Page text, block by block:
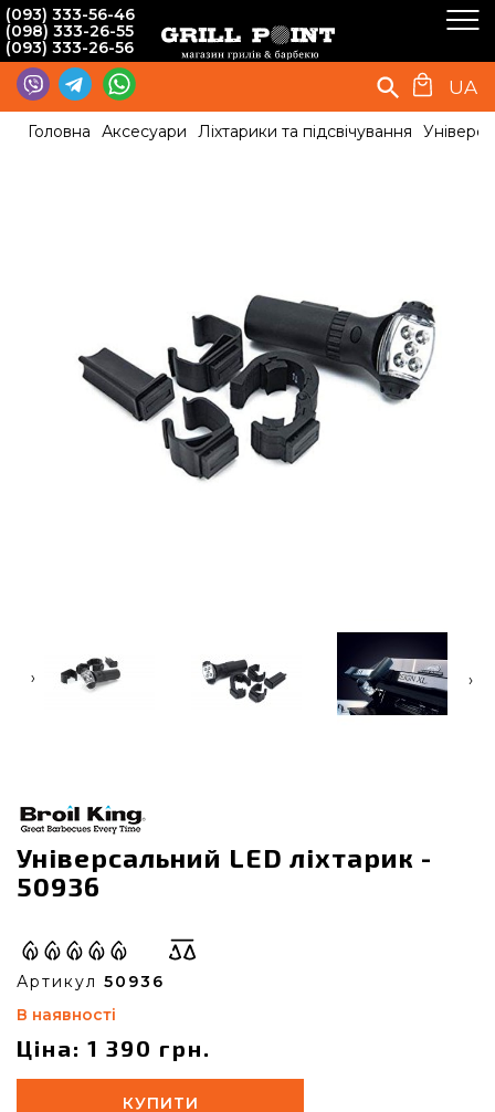
(093) 333-56-46
(098) 333-26-55
(093) 333-26-56
UA
Головна Аксесуари Ліхтарики та підсвічування
‹ ›
Універсальний LED ліхтарик -
50936
Артикул 50936
В наявності
Ціна: 1 390 грн.
КУПИТИ